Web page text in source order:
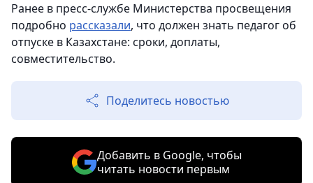
Ранее в пресс-службе Министерства просвещения
подробно рассказали, что должен знать педагог об
отпуске в Казахстане: сроки, доплаты,
совместительство.
Поделитесь новостью
Добавить в Google, чтобы
читать новости первым